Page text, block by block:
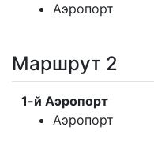
Аэропорт
Маршрут 2
1-й Аэропорт
Аэропорт